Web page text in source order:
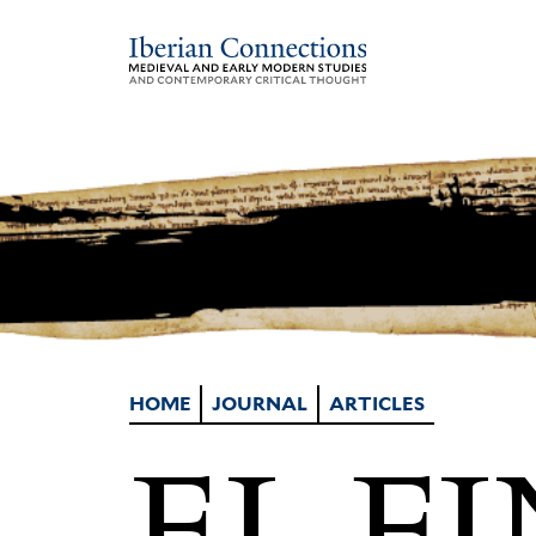
HOME JOURNAL ARTICLES